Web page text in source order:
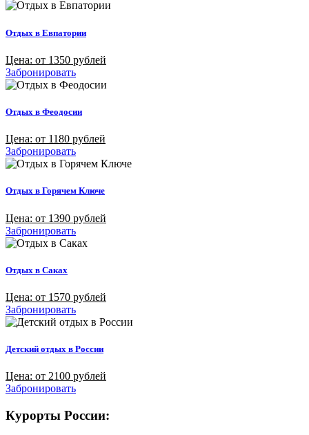
Отдых в Евпатории
Цена: от 1350 рублей
Забронировать
Отдых в Феодосии
Цена: от 1180 рублей
Забронировать
Отдых в Горячем Ключе
Цена: от 1390 рублей
Забронировать
Отдых в Саках
Цена: от 1570 рублей
Забронировать
Детский отдых в России
Цена: от 2100 рублей
Забронировать
Курорты России: